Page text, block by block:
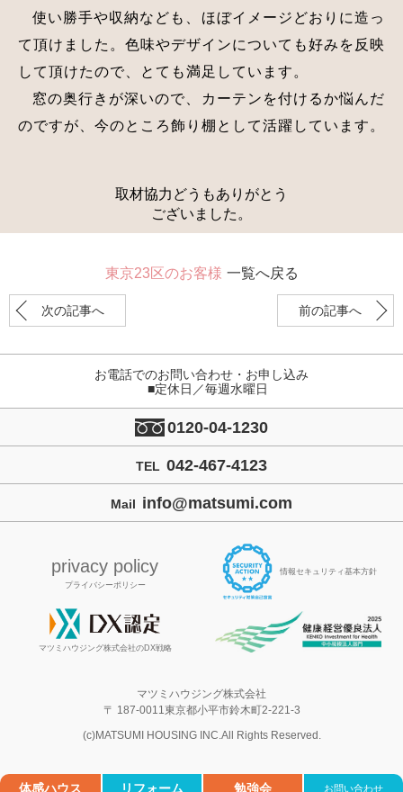
使い勝手や収納なども、ほぼイメージどおりに造っ
て頂けました。色味やデザインについても好みを反映
して頂けたので、とても満足しています。
窓の奥行きが深いので、カーテンを付けるか悩んだ
のですが、今のところ飾り棚として活躍しています。
取材協力どうもありがとう
ございました。
東京23区のお客様 一覧へ戻る
次の記事へ 前の記事へ
体感ハウス リフォーム 勉強会 お問い合わせ
お電話でのお問い合わせ・お申し込み
■定休日／毎週水曜日
0120-04-1230
TEL 042-467-4123
Mail info@matsumi.com
privacy policy
プライバシーポリシー
情報セキュリティ基本方針
マツミハウジング株式会社のDX戦略
マツミハウジング株式会社
〒 187-0011東京都小平市鈴木町2-221-3
(c)MATSUMI HOUSING INC.All Rights Reserved.